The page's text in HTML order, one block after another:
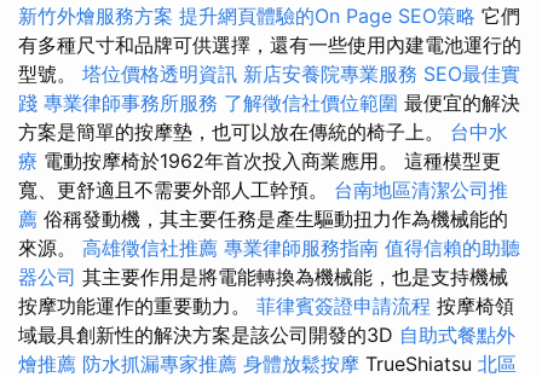
新竹外燴服務方案 提升網頁體驗的On Page SEO策略 它們
有多種尺寸和品牌可供選擇，還有一些使用內建電池運行的
型號。 塔位價格透明資訊 新店安養院專業服務 SEO最佳實
踐 專業律師事務所服務 了解徵信社價位範圍 最便宜的解決
方案是簡單的按摩墊，也可以放在傳統的椅子上。 台中水
療 電動按摩椅於1962年首次投入商業應用。 這種模型更
寬、更舒適且不需要外部人工幹預。 台南地區清潔公司推
薦 俗稱發動機，其主要任務是產生驅動扭力作為機械能的
來源。 高雄徵信社推薦 專業律師服務指南 值得信賴的助聽
器公司 其主要作用是將電能轉換為機械能，也是支持機械​​
按摩功能運作的重要動力。 菲律賓簽證申請流程 按摩椅領
域最具創新性的解決方案是該公司開發的3D 自助式餐點外
燴推薦 防水抓漏專家推薦 身體放鬆按摩 TrueShiatsu 北區